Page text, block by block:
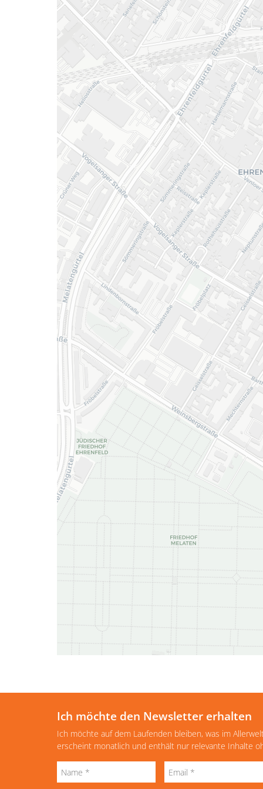
Ich möchte den Newsletter erhalten
Ich möchte auf dem Laufenden bleiben, was im
erscheint monatlich und enthält nur relevante Inhalte